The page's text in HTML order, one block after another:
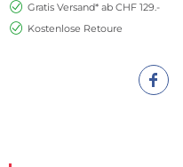
Gratis Versand* ab CHF 129.-
Kostenlose Retoure